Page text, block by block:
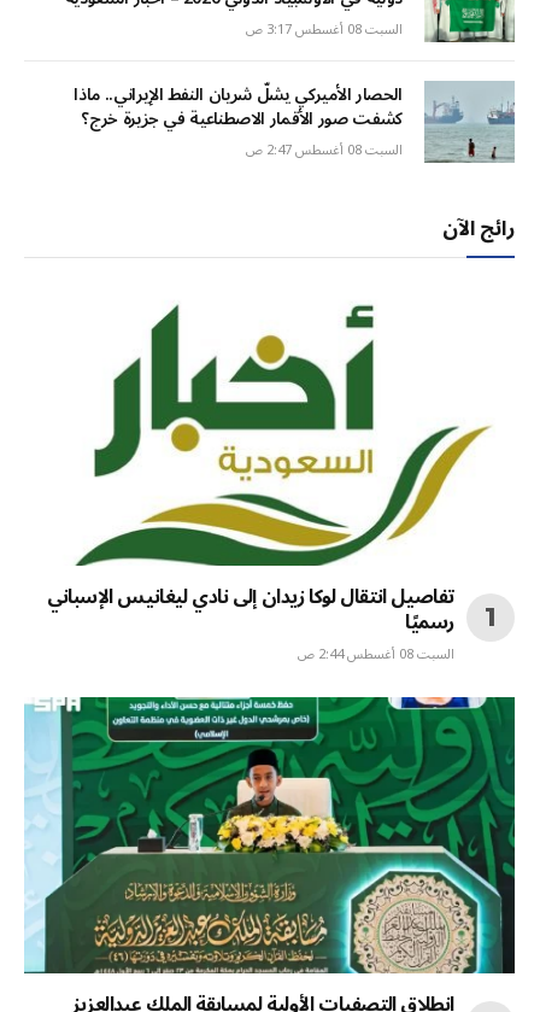
السبت 08 أغسطس 3:17 ص
الحصار الأميركي يشلّ شريان النفط الإيراني.. ماذا
كشفت صور الأقمار الاصطناعية في جزيرة خرج؟
السبت 08 أغسطس 2:47 ص
رائج الآن
تفاصيل انتقال لوكا زيدان إلى نادي ليغانيس الإسباني
رسميًا
السبت 08 أغسطس 2:44 ص